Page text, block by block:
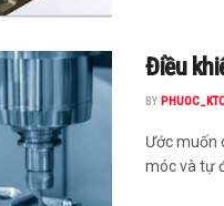
Điều
BY
Ước muốn
móc và tự